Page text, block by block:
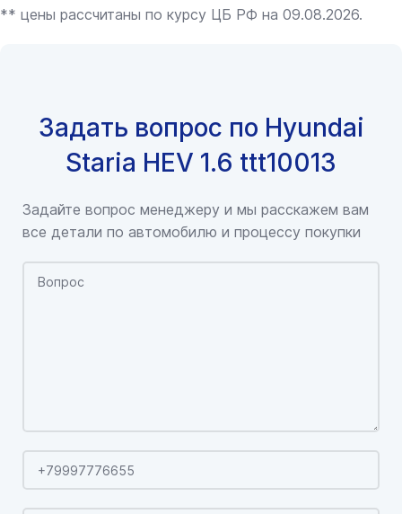
** цены рассчитаны по курсу ЦБ РФ на 09.08.2026.
Задать вопрос по Hyundai
Staria HEV 1.6 ttt10013
Задайте вопрос менеджеру и мы расскажем вам
все детали по автомобилю и процессу покупки